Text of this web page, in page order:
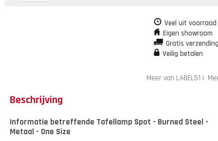
Veel uit
Eigen showroom
Gratis
Veilig betalen
Meer van LABEL51 |
Beschrijving
Informatie betreffende Tafellamp Spot - Burned Steel -
Metaal - One Size